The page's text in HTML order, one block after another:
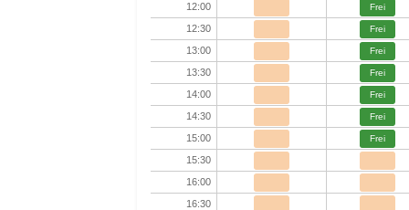
12:00
Frei
12:30 Frei
13:00 Frei
13:30 Frei
14:00 Frei
14:30 Frei
15:00 Frei
15:30
16:00
16:30